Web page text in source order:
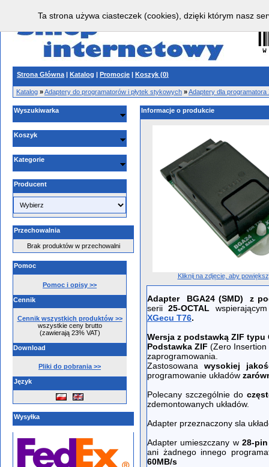
Strona Główna | Katalog | Promocje | Koszyk (0)
Katalog »Adaptery do programatorów i płytek stykowych »Adaptery dla programatora
Wyszukiwarka
Koszyk
Kategorie
Producent
Przechowalnia
Brak produktów w przechowalni
Pomoc
Pomoc i opisy >>
Cennik
Cennik wszystkich produktów >>
wszystkie ceny brutto
(zawierają 23% VAT)
Download
Pliki do pobrania >>
Język
Wysyłka
Informacje o produkcie
Kliknij na zdjęcie, aby
Adapter BGA24 (SMD) z
serii25-OCTAL wspierającym
XGecu T76.
Wersja z podstawką ZIF typu
Podstawka ZIF (Zero
zaprogramowania.
Zastosowanawysokiej
programowanie układów
Polecany szczególnie do
zdemontowanych układów.
Adapter przeznaczony sla
Adapter umieszczany w 28-pin
ani żadnego innego
60MB/s
Ta strona używa ciasteczek (cookies), dzięki którym nasz